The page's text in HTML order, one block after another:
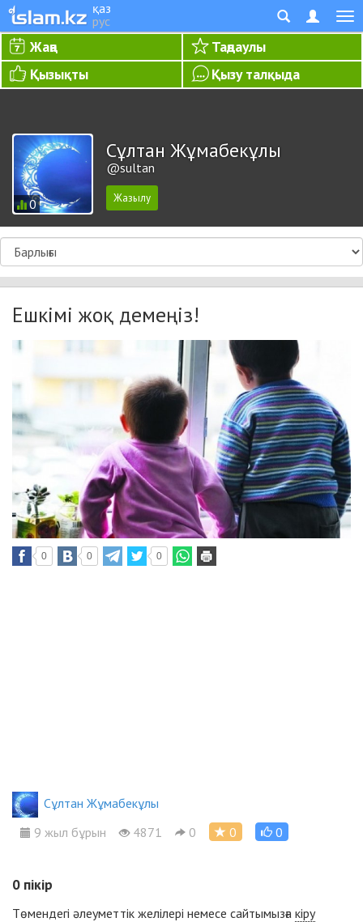
қаз
рус
Жаңа
Таңдаулы
Қызықты
Қызу талқыда
0
Сұлтан Жұмабекұлы
@sultan
Ешкімі жоқ демеңіз!
0 0 0
Сұлтан Жұмабекұлы
9 жыл бұрын
4871 0 0 0
0 пікір
Төмендегі әлеуметтік желілері немесе сайтымызға кіру